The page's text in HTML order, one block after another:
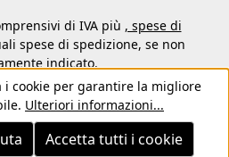
di IVA più , spese di
spese di spedizione, se non
indicato.
KG -Tutti i diritti riservati
i cookie per garantire la migliore
Ulteriori informazioni...
Accetta tutti i cookie